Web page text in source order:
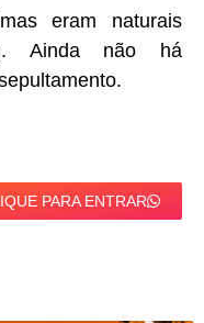
eram naturais
. Ainda não há
PARA ENTRAR